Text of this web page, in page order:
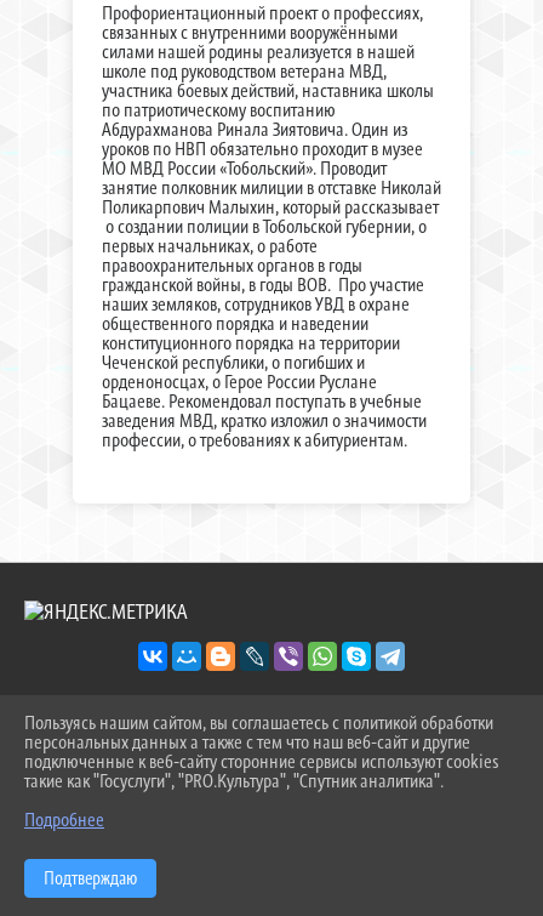
Профориентационный проект о профессиях,
связанных с внутренними вооружёнными
силами нашей родины реализуется в нашей
школе под руководством ветерана МВД,
участника боевых действий, наставника школы
по патриотическому воспитанию
Абдурахманова Ринала Зиятовича. Один из
уроков по НВП обязательно проходит в музее
МО МВД России «Тобольский». Проводит
занятие полковник милиции в отставке Николай
Поликарпович Малыхин, который рассказывает
о создании полиции в Тобольской губернии, о
первых начальниках, о работе
правоохранительных органов в годы
гражданской войны, в годы ВОВ. Про участие
наших земляков, сотрудников УВД в охране
общественного порядка и наведении
конституционного порядка на территории
Чеченской республики, о погибших и
орденоносцах, о Герое России Руслане
Бацаеве. Рекомендовал поступать в учебные
заведения МВД, кратко изложил о значимости
профессии, о требованиях к абитуриентам.
^
2026 Г. SOSH-9TOB.RU
ВХОД
КАРТА САЙТА
СДЕЛАНО НА KUBCMS
РАЗРАБОТКА И ПОДДЕРЖКА
Пользуясь нашим сайтом, вы соглашаетесь с политикой обработки
персональных данных а также с тем что наш веб-сайт и другие
подключенные к веб-сайту сторонние сервисы используют cookies
такие как "Госуслуги", "PRO.Культура", "Спутник аналитика".
Подробнее
Подтверждаю